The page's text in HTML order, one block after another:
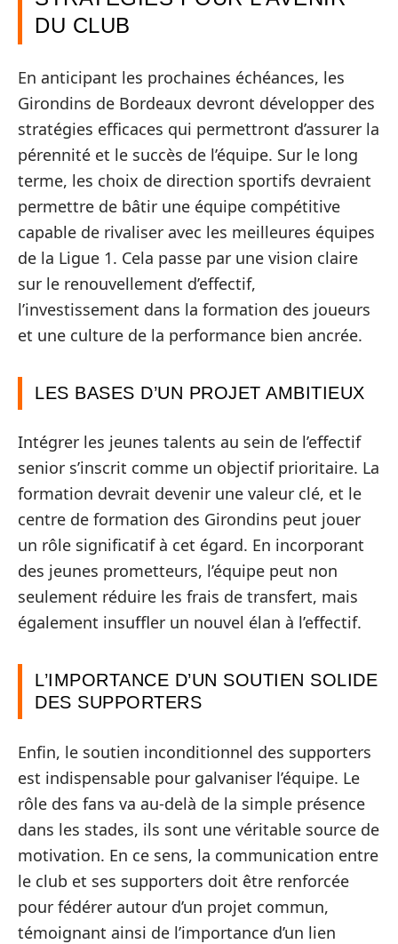
DU CLUB
En anticipant les prochaines échéances, les
Girondins de Bordeaux devront développer des
stratégies efficaces qui permettront d’assurer la
pérennité et le succès de l’équipe. Sur le long
terme, les choix de direction sportifs devraient
permettre de bâtir une équipe compétitive
capable de rivaliser avec les meilleures équipes
de la Ligue 1. Cela passe par une vision claire
sur le renouvellement d’effectif,
l’investissement dans la formation des joueurs
et une culture de la performance bien ancrée.
LES BASES D’UN PROJET AMBITIEUX
Intégrer les jeunes talents au sein de l’effectif
senior s’inscrit comme un objectif prioritaire. La
formation devrait devenir une valeur clé, et le
centre de formation des Girondins peut jouer
un rôle significatif à cet égard. En incorporant
des jeunes prometteurs, l’équipe peut non
seulement réduire les frais de transfert, mais
également insuffler un nouvel élan à l’effectif.
L’IMPORTANCE D’UN SOUTIEN SOLIDE
DES SUPPORTERS
Enfin, le soutien inconditionnel des supporters
est indispensable pour galvaniser l’équipe. Le
rôle des fans va au-delà de la simple présence
dans les stades, ils sont une véritable source de
motivation. En ce sens, la communication entre
le club et ses supporters doit être renforcée
pour fédérer autour d’un projet commun,
témoignant ainsi de l’importance d’un lien